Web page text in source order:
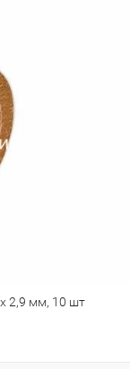
2,9 мм, 10 шт